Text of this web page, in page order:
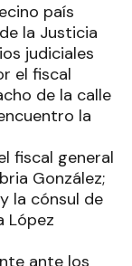
país
la Justicia
judiciales
el fiscal
de la calle
la
fiscal general
González;
la cónsul de
López